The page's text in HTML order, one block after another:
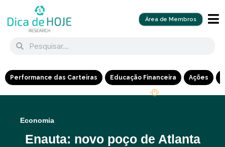
Área de Membros
Performance das Carteiras Educação Financeira Ações
Economia
Enauta: novo poço de Atlanta